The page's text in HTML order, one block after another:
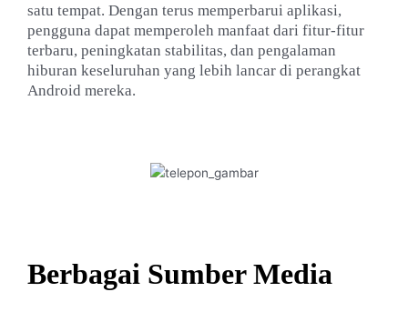
satu tempat. Dengan terus memperbarui aplikasi,
pengguna dapat memperoleh manfaat dari fitur-fitur
terbaru, peningkatan stabilitas, dan pengalaman
hiburan keseluruhan yang lebih lancar di perangkat
Android mereka.
Berbagai Sumber Media